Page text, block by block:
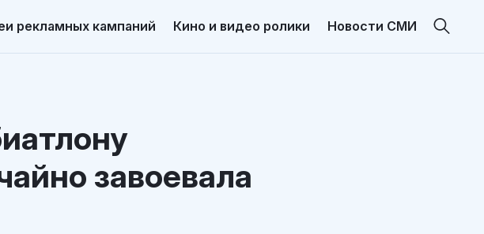
рекламных кампаний Кино и видео ролики Новости СМИ
завоевала